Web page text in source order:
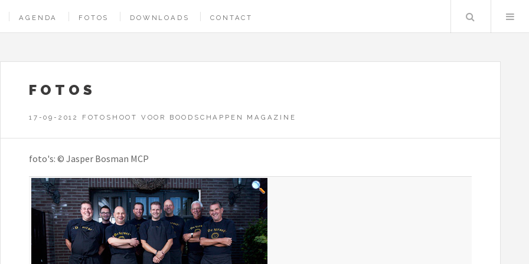
AGENDA FOTOS DOWNLOADS CONTACT Zoeken
FOTOS
17-09-2012 FOTOSHOOT VOOR BOODSCHAPPEN MAGAZINE
foto's: © Jasper Bosman MCP